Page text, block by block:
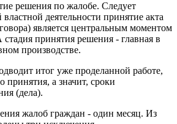
решения по жалобе. Следует
деятельности принятие акта
является центральным моментом
принятия решения - главная в
производстве.
итог уже проделанной работе,
принятия, а значит, сроки
(дела).
жалоб граждан - один месяц. Из